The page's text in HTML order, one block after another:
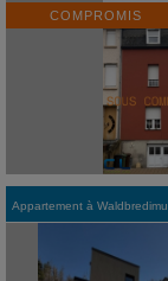
COMPROMIS
Appartement à